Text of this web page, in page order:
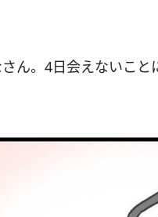
ん。4日会えないこ